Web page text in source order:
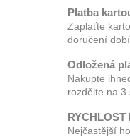
Platba
Zaplaťte
doručení
Odložená
Nakupte
rozdělte na 3
RYCHLOST
Nejčastější